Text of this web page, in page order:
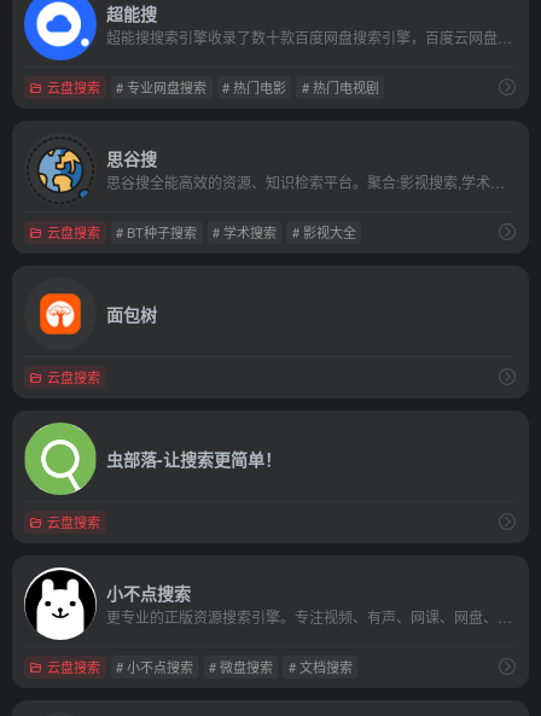
超能搜
云盘搜索 # 专业网盘搜索 # 热门电影 # 热门电视剧
思谷搜
云盘搜索 # BT种子搜索 # 学术搜索 # 影视大全
面包树
云盘搜索
虫部落-让搜索更简单！
云盘搜索
小不点搜索
云盘搜索 # 小不点搜索 # 微盘搜索 # 文档搜索